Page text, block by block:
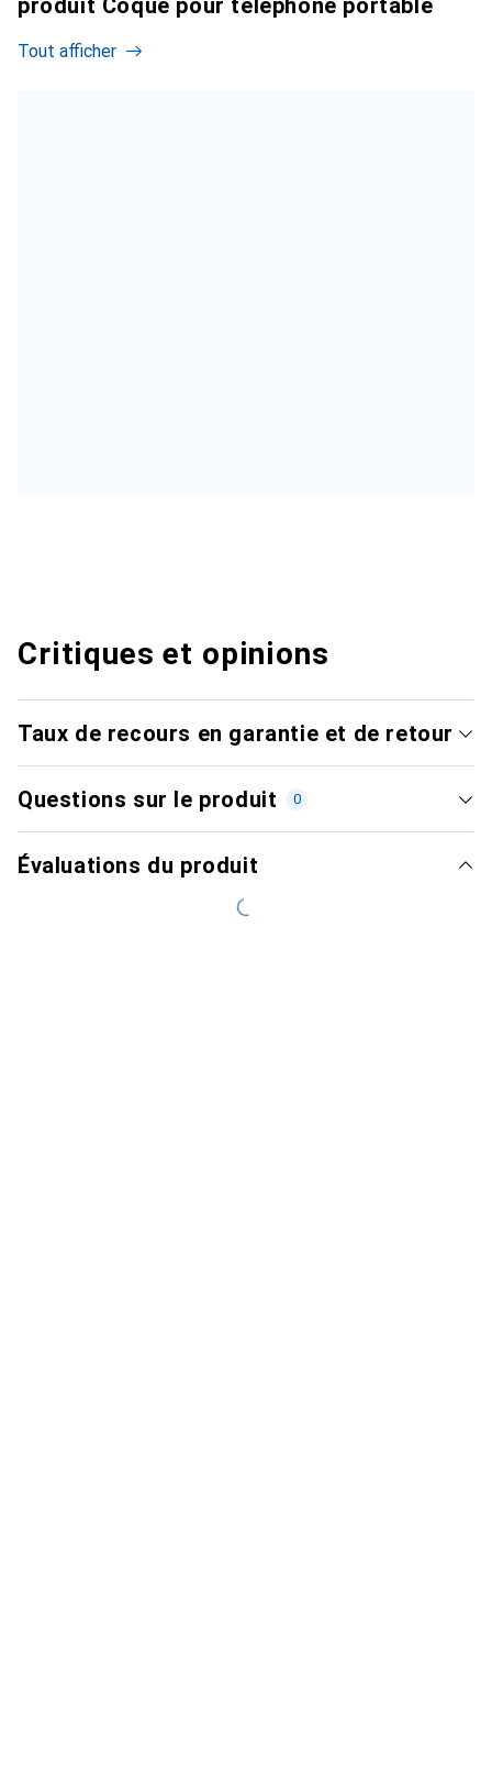
produit Coque pour téléphone portable
Tout afficher
Critiques et opinions
Taux de recours en garantie et de retour
Questions sur le produit 0
Évaluations du produit